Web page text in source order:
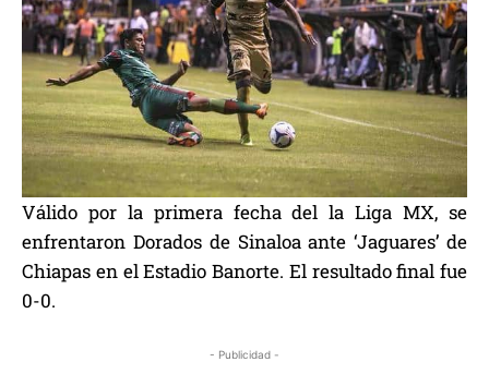
Válido por la primera fecha del la Liga MX, se
enfrentaron Dorados de Sinaloa ante ‘Jaguares’ de
Chiapas en el Estadio Banorte. El resultado final fue
0-0.
- Publicidad -